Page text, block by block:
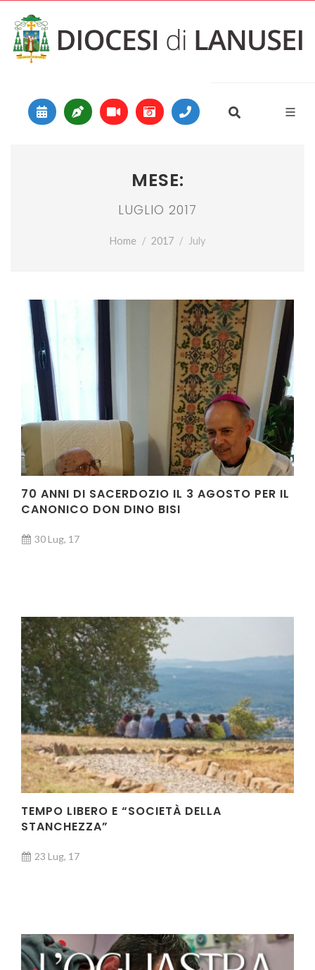
Main Navigation
MESE:
LUGLIO 2017
Home 2017 July
70 ANNI DI SACERDOZIO IL 3 AGOSTO PER IL
CANONICO DON DINO BISI
30 Lug, 17
TEMPO LIBERO E “SOCIETÀ DELLA
STANCHEZZA”
23 Lug, 17